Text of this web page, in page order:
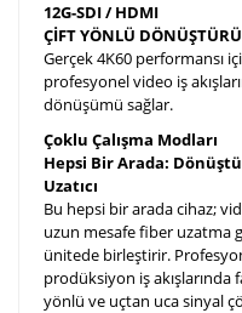
12G-SDI / HDMI
ÇİFT YÖNLÜ
Gerçek 4K60 performansı
profesyonel video iş
dönüşümü sağlar.
Çoklu Çalışma Modları
Hepsi Bir Arada:
Uzatıcı
Bu hepsi bir arada cihaz;
uzun mesafe fiber uzatma
ünitede birleştirir.
prodüksiyon iş akışlarında
yönlü ve uçtan uca sinyal